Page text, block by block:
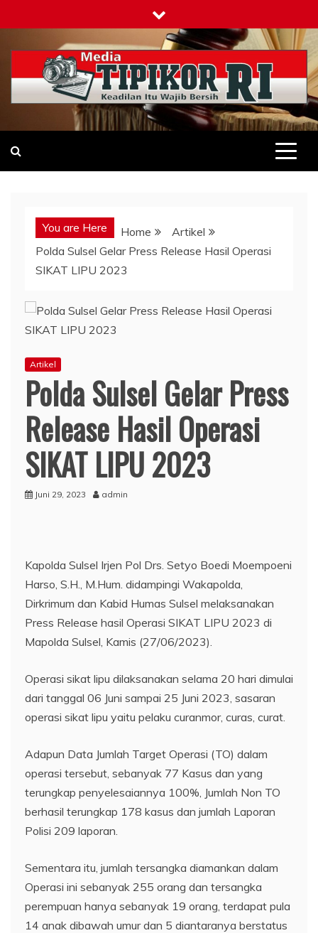
to
content
Tipikor-ri-online.my.id
Keadilan Itu Wajib Bersih
You are Here Home
Artikel
Polda Sulsel Gelar Press Release Hasil Operasi
SIKAT LIPU 2023
Artikel
Polda Sulsel Gelar Press
Release Hasil Operasi
SIKAT LIPU 2023
Juni 29, 2023 admin
Kapolda Sulsel Irjen Pol Drs. Setyo Boedi Moempoeni
Harso, S.H., M.Hum. didampingi Wakapolda,
Dirkrimum dan Kabid Humas Sulsel melaksanakan
Press Release hasil Operasi SIKAT LIPU 2023 di
Mapolda Sulsel, Kamis (27/06/2023).
Operasi sikat lipu dilaksanakan selama 20 hari dimulai
dari tanggal 06 Juni sampai 25 Juni 2023, sasaran
operasi sikat lipu yaitu pelaku curanmor, curas, curat.
Adapun Data Jumlah Target Operasi (TO) dalam
operasi tersebut, sebanyak 77 Kasus dan yang
terungkap penyelesaiannya 100%, Jumlah Non TO
berhasil terungkap 178 kasus dan jumlah Laporan
Polisi 209 laporan.
Sementara itu, jumlah tersangka diamankan dalam
Operasi ini sebanyak 255 orang dan tersangka
perempuan hanya sebanyak 19 orang, terdapat pula
14 anak dibawah umur dan 5 diantaranya berstatus